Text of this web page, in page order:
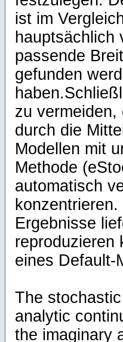
ist im
hauptsächlich
passende
gefunden
zu
durch die
Modellen mit
Methode
automatisch
Ergebnisse
reproduzieren
eines Default-
The
analytic
the imaginary